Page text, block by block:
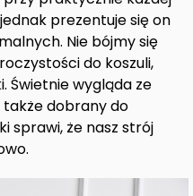
prezentuje się on
Nie bójmy się
do koszuli,
Świetnie wygląda ze
także dobrany do
sprawi, że nasz strój